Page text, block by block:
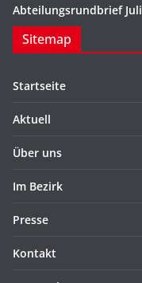
Abteilungsrundbrief
Sitemap
Startseite
Aktuell
Über uns
Im Bezirk
Presse
Kontakt